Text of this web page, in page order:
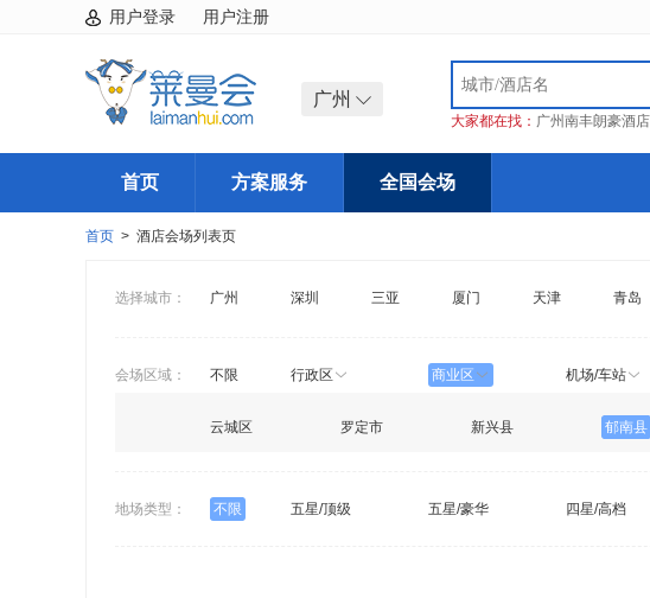
用户登录 用户注册
广州
大家都在找： 广州南丰朗豪酒店
首页 方案服务 全国会场
首页 > 酒店会场列表页
选择城市： 广州 深圳 三亚 厦门 天津 青岛
会场区域： 不限 行政区 商业区 机场/车站
云城区 罗定市 新兴县 郁南县
地场类型： 不限 五星/顶级 五星/豪华 四星/高档